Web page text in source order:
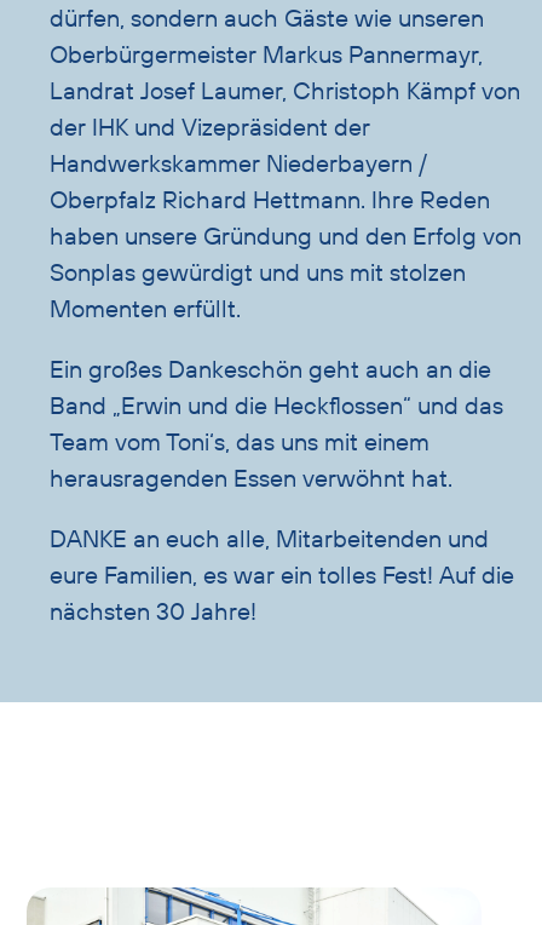
dürfen, sondern auch Gäste wie unseren
Oberbürgermeister Markus Pannermayr,
Landrat Josef Laumer, Christoph Kämpf von
der IHK und Vizepräsident der
Handwerkskammer Niederbayern /
Oberpfalz Richard Hettmann. Ihre Reden
haben unsere Gründung und den Erfolg von
Sonplas gewürdigt und uns mit stolzen
Momenten erfüllt.
Ein großes Dankeschön geht auch an die
Band „Erwin und die Heckflossen“ und das
Team vom Toni‘s, das uns mit einem
herausragenden Essen verwöhnt hat.
DANKE an euch alle, Mitarbeitenden und
eure Familien, es war ein tolles Fest! Auf die
nächsten 30 Jahre!